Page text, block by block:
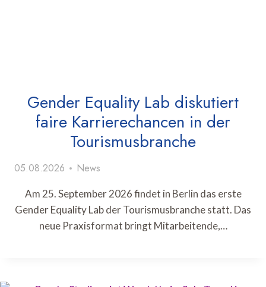
Gender Equality Lab diskutiert
faire Karrierechancen in der
Tourismusbranche
05.08.2026 News
Am 25. September 2026 findet in Berlin das erste
Gender Equality Lab der Tourismusbranche statt. Das
neue Praxisformat bringt Mitarbeitende,…